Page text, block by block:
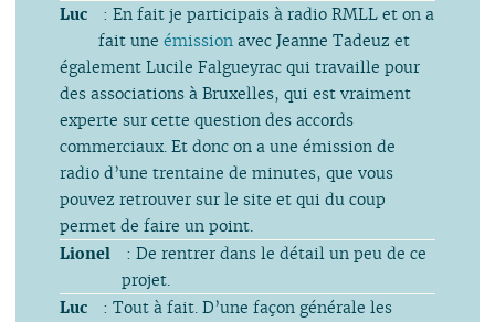
Luc
: En fait je participais à radio RMLL et on a
fait uneémission avec Jeanne Tadeuz et
également Lucile Falgueyrac qui travaille pour
des associations à Bruxelles, qui est vraiment
experte sur cette question des accords
commerciaux. Et donc on a une émission de
radio d’une trentaine de minutes, que vous
pouvez retrouver sur le site et qui du coup
permet de faire un point.
Lionel
: De rentrer dans le détail un peu de ce
projet.
Luc
: Tout à fait. D’une façon générale les